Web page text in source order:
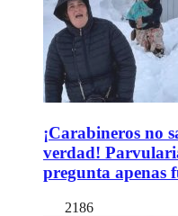
¡Carabineros no
verdad!
pregunta apenas
2186